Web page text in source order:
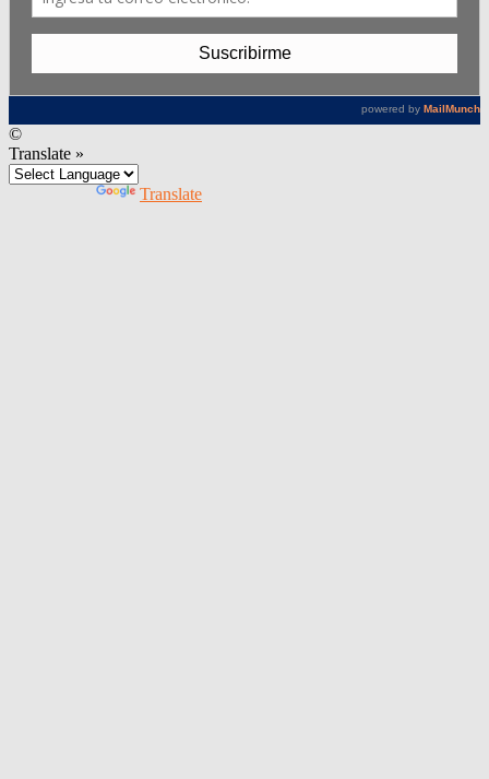
©
Translate »
Translate